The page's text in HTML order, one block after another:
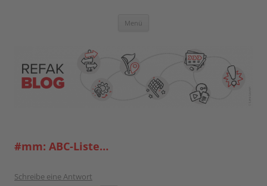
Blog der Referent:innen Akademie
Menü
#mm: ABC-Liste…
Schreibe eine Antwort